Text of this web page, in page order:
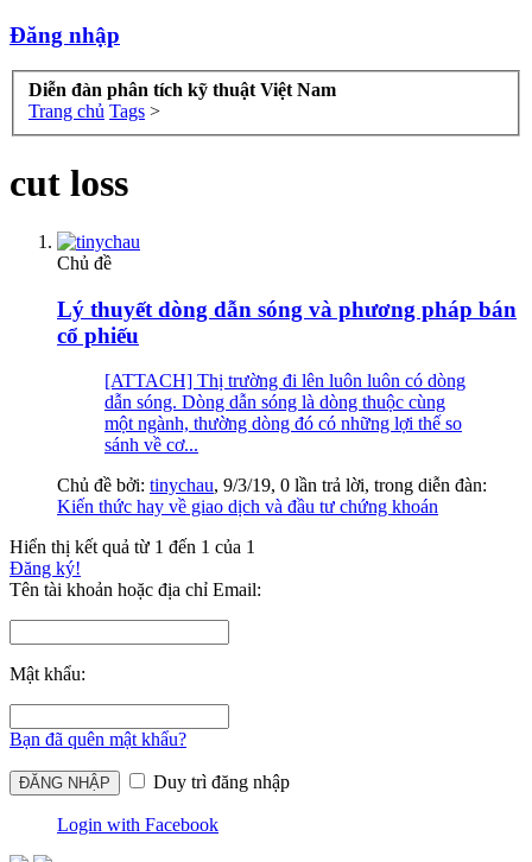
Đăng nhập
Diễn đàn phân tích kỹ thuật Việt Nam
Trang chủ Tags >
cut loss
Chủ đề
Lý thuyết dòng dẫn sóng và phương pháp bán
cổ phiếu
[ATTACH] Thị trường đi lên luôn luôn có dòng
dẫn sóng. Dòng dẫn sóng là dòng thuộc cùng
một ngành, thường dòng đó có những lợi thế so
sánh về cơ...
Chủ đề bởi: tinychau, 9/3/19, 0 lần trả lời, trong diễn đàn:
Kiến thức hay về giao dịch và đầu tư chứng khoán
Hiển thị kết quả từ 1 đến 1 của 1
Đăng ký!
Tên tài khoản hoặc địa chỉ Email:
Mật khẩu:
Bạn đã quên mật khẩu?
Duy trì đăng nhập
Login with Facebook